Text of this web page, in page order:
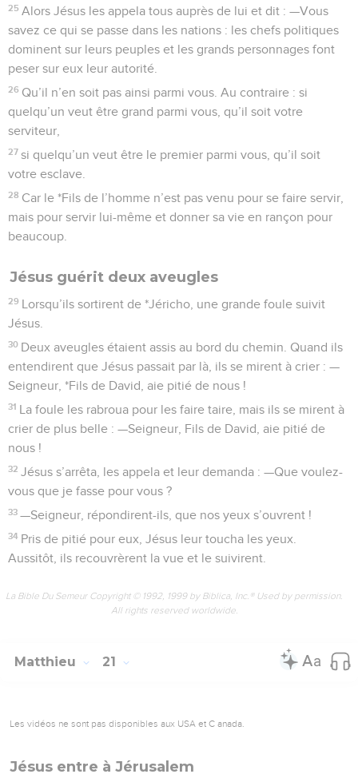
25 Alors Jésus les appela tous auprès de lui et dit : —Vous
savez ce qui se passe dans les nations : les chefs politiques
dominent sur leurs peuples et les grands personnages font
peser sur eux leur autorité.
26 Qu’il n’en soit pas ainsi parmi vous. Au contraire : si
quelqu’un veut être grand parmi vous, qu’il soit votre
serviteur,
27 si quelqu’un veut être le premier parmi vous, qu’il soit
votre esclave.
28 Car le *Fils de l’homme n’est pas venu pour se faire servir,
mais pour servir lui-même et donner sa vie en rançon pour
beaucoup.
Jésus guérit deux aveugles
29 Lorsqu’ils sortirent de *Jéricho, une grande foule suivit
Jésus.
30 Deux aveugles étaient assis au bord du chemin. Quand ils
entendirent que Jésus passait par là, ils se mirent à crier : —
Seigneur, *Fils de David, aie pitié de nous !
31 La foule les rabroua pour les faire taire, mais ils se mirent à
crier de plus belle : —Seigneur, Fils de David, aie pitié de
nous !
32 Jésus s’arrêta, les appela et leur demanda : —Que voulez-
vous que je fasse pour vous ?
33 —Seigneur, répondirent-ils, que nos yeux s’ouvrent !
34 Pris de pitié pour eux, Jésus leur toucha les yeux.
Aussitôt, ils recouvrèrent la vue et le suivirent.
La Bible Du Semeur Copyright © 1992, 1999 by Biblica, Inc.® Used by permission.
All rights reserved worldwide.
Matthieu 21
Les vidéos ne sont pas disponibles aux USA et C anada.
Jésus entre à Jérusalem